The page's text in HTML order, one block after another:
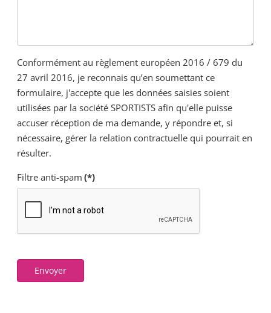
Conformément au règlement européen 2016 / 679 du
27 avril 2016, je reconnais qu’en soumettant ce
formulaire, j'accepte que les données saisies soient
utilisées par la société SPORTISTS afin qu'elle puisse
accuser réception de ma demande, y répondre et, si
nécessaire, gérer la relation contractuelle qui pourrait en
résulter.
Filtre anti-spam (*)
Envoyer